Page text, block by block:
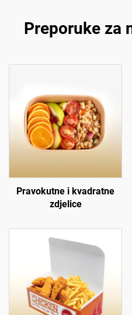
Preporuke za
Pravokutne i kvadratne
zdjelice